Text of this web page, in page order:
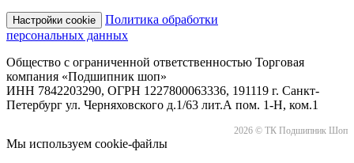
Настройки cookie
Политика обработки
персональных данных
Общество с ограниченной ответственностью Торговая
компания «Подшипник шоп»
ИНН 7842203290, ОГРН 1227800063336, 191119 г. Санкт-
Петербург ул. Черняховского д.1/63 лит.А пом. 1-Н, ком.1
2026 © ТК Подшипник Шоп
Мы используем cookie-файлы